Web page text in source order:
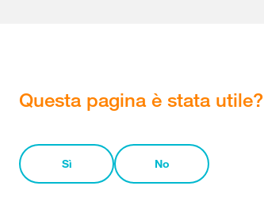
Questa pagina è stata utile?
Sì No